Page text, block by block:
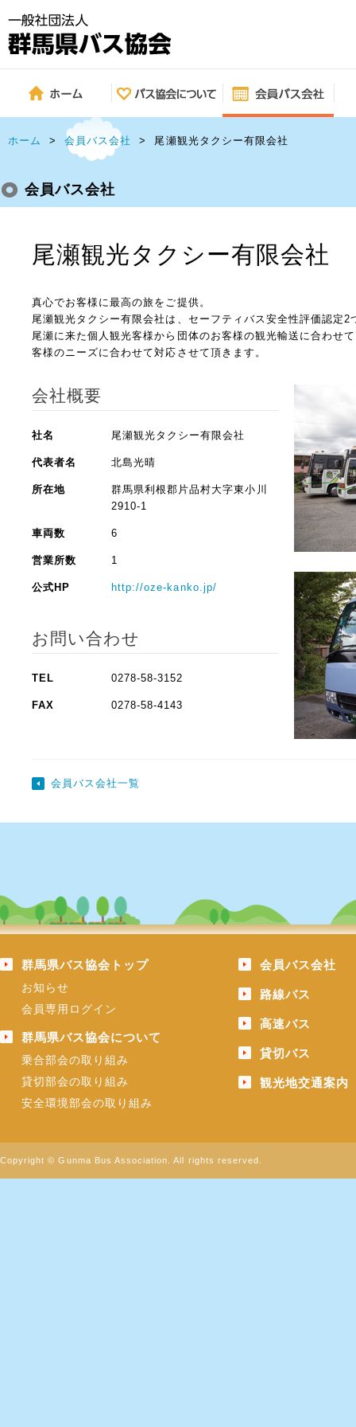
ホーム > 会員バス会社 > 尾瀬観光タクシー有限会社
会員バス会社
尾瀬観光タクシー有限会社
真心でお客様に最高の旅をご提供。
尾瀬観光タクシー有限会社は、セーフティバス安全性評価認定2
尾瀬に来た個人観光客様から団体のお客様の観光輸送に合わせ
客様のニーズに合わせて対応させて頂きます。
会社概要
社名 尾瀬観光タクシー有限会社
代表者名 北島光晴
所在地
群馬県利根郡片品村大字東小川
2910-1
車両数 6
営業所数 1
公式HP http://oze-kanko.jp/
お問い合わせ
TEL 0278-58-3152
FAX 0278-58-4143
会員バス会社一覧
群馬県バス協会トップ
お知らせ
会員専用ログイン
群馬県バス協会について
乗合部会の取り組み
貸切部会の取り組み
安全環境部会の取り組み
会員バス会社
路線バス
高速バス
貸切バス
観光地交通案内
Copyright © Gunma Bus Association. All rights reserved.